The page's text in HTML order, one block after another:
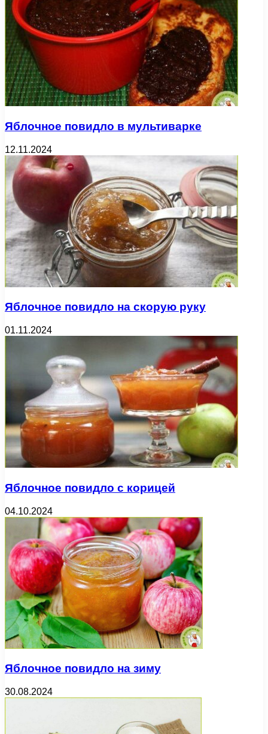
Яблочное повидло в мультиварке
12.11.2024
Яблочное повидло на скорую руку
01.11.2024
Яблочное повидло с корицей
04.10.2024
Яблочное повидло на зиму
30.08.2024